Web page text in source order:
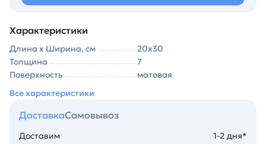
Характеристики
Длина х Ширина, см
20х30
Толщина
7
Поверхность
матовая
Все характеристики
ДоставкаСамовывоз
Доставим
1-2 дня*